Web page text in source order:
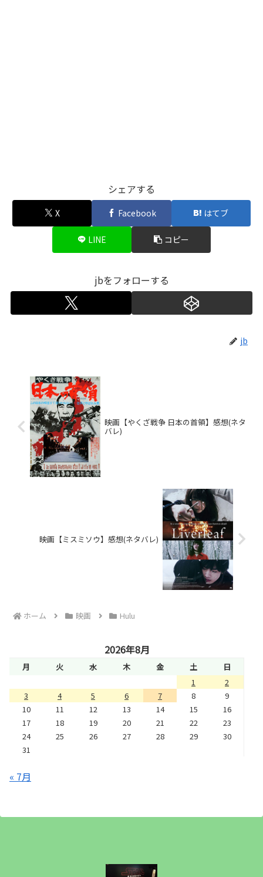
シェアする
X Facebook はてブ
LINE コピー
jbをフォローする
jb
映画【やくざ戦争 日本の首領】感想(ネタ
バレ)
映画【ミスミソウ】感想(ネタバレ)
ホーム 映画 Hulu
2026年8月
月 火 水 木 金 土
日
1
2
3
4 5 6 7 8
9
10
11 12 13 14 15
16
17
18 19 20 21 22
23
24
25 26 27 28 29
30
31
« 7月